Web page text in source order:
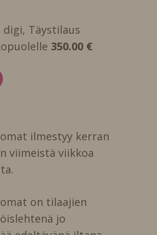
Täystilaus
350.00 €
ilmestyy kerran
viimeistä viikkoa
on tilaajien
jo